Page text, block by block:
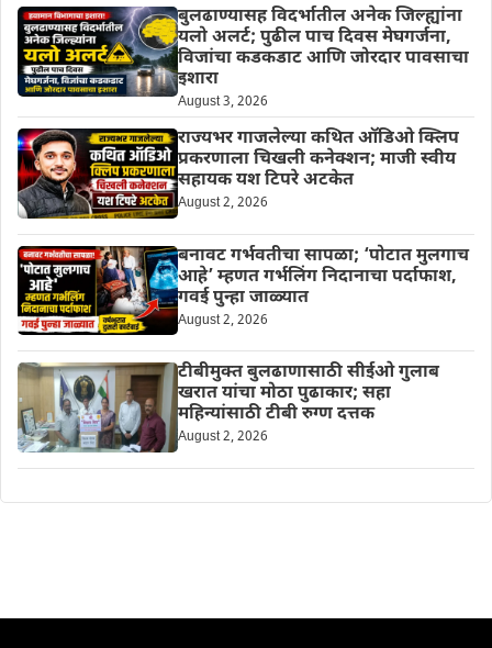
बुलढाण्यासह विदर्भातील अनेक जिल्ह्यांना
यलो अलर्ट; पुढील पाच दिवस मेघगर्जना,
विजांचा कडकडाट आणि जोरदार पावसाचा
इशारा
August 3, 2026
राज्यभर गाजलेल्या कथित ऑडिओ क्लिप
प्रकरणाला चिखली कनेक्शन; माजी स्वीय
सहायक यश टिपरे अटकेत
August 2, 2026
बनावट गर्भवतीचा सापळा; ‘पोटात मुलगाच
आहे’ म्हणत गर्भलिंग निदानाचा पर्दाफाश,
गवई पुन्हा जाळ्यात
August 2, 2026
टीबीमुक्त बुलढाणासाठी सीईओ गुलाब
खरात यांचा मोठा पुढाकार; सहा
महिन्यांसाठी टीबी रुग्ण दत्तक
August 2, 2026